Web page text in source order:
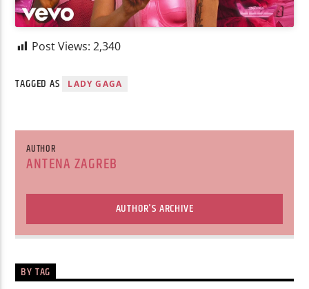
Post Views: 2,340
TAGGED AS LADY GAGA
AUTHOR
ANTENA ZAGREB
AUTHOR'S ARCHIVE
BY TAG